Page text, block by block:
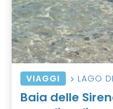
VIAGGI LAGO
Baia delle